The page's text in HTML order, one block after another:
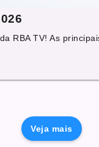
RBA TV! As
Veja mais